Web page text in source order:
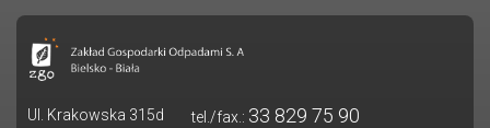
Ul. Krakowska 315d tel./fax.: 33 829 75 90